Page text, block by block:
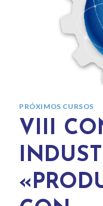
PRÓXIMOS CURSOS
VIII